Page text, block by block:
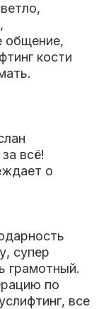
общение,
кости
всё!
о
супер
грамотный.
по
все